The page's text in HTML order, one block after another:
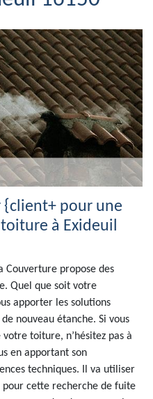
{client+ pour une
à Exideuil
Couverture propose des
Quel que soit votre
apporter les solutions
nouveau étanche. Si vous
toiture, n’hésitez pas à
en apportant son
techniques. Il va utiliser
pour cette recherche de fuite